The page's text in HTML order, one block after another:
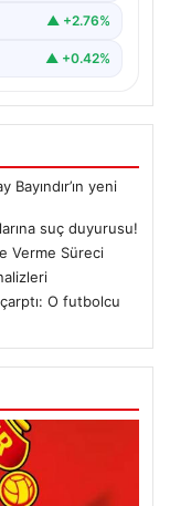
▲ +2.76%
▲ +0.42%
yeni
suç duyurusu!
Verme Süreci
çarptı: O futbolcu